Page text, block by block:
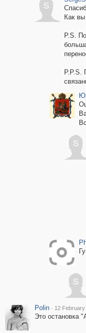
S
Как
P.S.
P.P.S.
S
S
Polin · 12
Это остановка